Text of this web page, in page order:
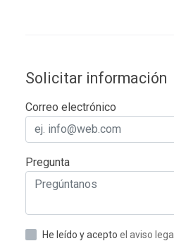
Solicitar información
Correo electrónico
Pregunta
He leído y acepto el aviso legal